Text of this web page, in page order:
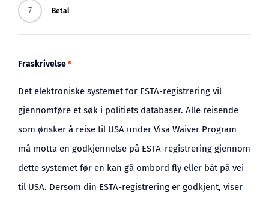
7 Betal
Fraskrivelse *
Det elektroniske systemet for ESTA-registrering vil
gjennomføre et søk i politiets databaser. Alle reisende
som ønsker å reise til USA under Visa Waiver Program
må motta en godkjennelse på ESTA-registrering gjennom
dette systemet før en kan gå ombord fly eller båt på vei
til USA. Dersom din ESTA-registrering er godkjent, viser